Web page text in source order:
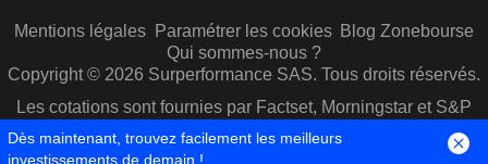
Mentions légales Paramétrer les cookies Blog Zonebourse
Qui sommes-nous ?
Copyright © 2026 Surperformance SAS. Tous droits réservés.
Les cotations sont fournies par Factset, Morningstar et S&P
Capital IQ
Dès maintenant, trouvez facilement les meilleurs
investissements de demain !